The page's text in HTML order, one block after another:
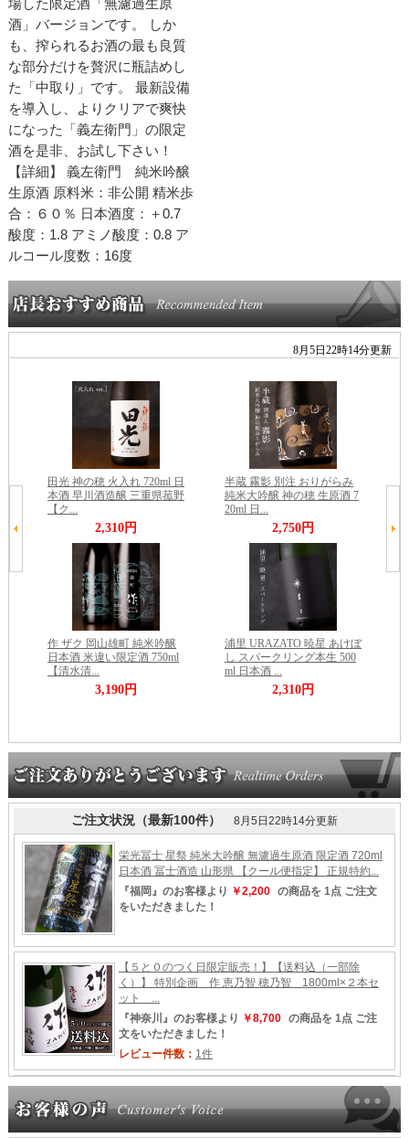
場した限定酒「無濾過生原
酒」バージョンです。 しか
も、搾られるお酒の最も良質
な部分だけを贅沢に瓶詰めし
た「中取り」です。 最新設備
を導入し、よりクリアで爽快
になった「義左衛門」の限定
酒を是非、お試し下さい！
【詳細】 義左衛門 純米吟醸
生原酒 原料米：非公開 精米歩
合：６０％ 日本酒度：＋0.7
酸度：1.8 アミノ酸度：0.8 ア
ルコール度数：16度